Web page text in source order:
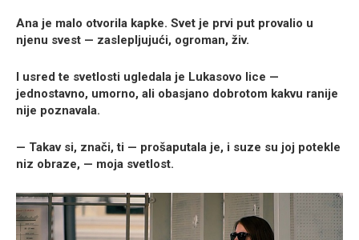
Ana je malo otvorila kapke. Svet je prvi put provalio u
njenu svest — zaslepljujući, ogroman, živ.
I usred te svetlosti ugledala je Lukasovo lice —
jednostavno, umorno, ali obasjano dobrotom kakvu ranije
nije poznavala.
— Takav si, znači, ti — prošaputala je, i suze su joj potekle
niz obraze, — moja svetlost.